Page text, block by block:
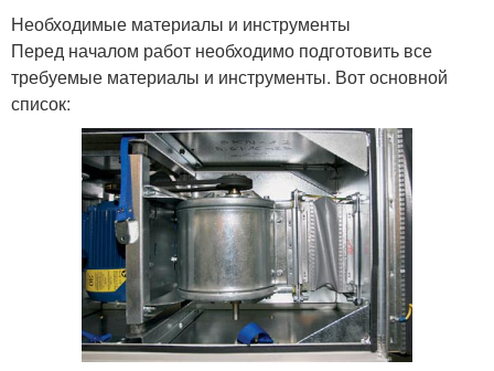
Необходимые материалы и инструменты
Перед началом работ необходимо подготовить все
требуемые материалы и инструменты. Вот основной
список: